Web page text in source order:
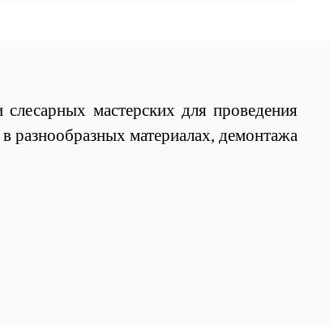
мастерских для проведения
разнообразных материалах, демонтажа